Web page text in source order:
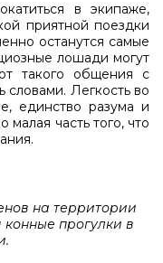
в экипаже,
приятной поездки
останутся самые
лошади могут
такого общения с
Легкость во
единство разума и
часть того, что
на территории
конные прогулки в